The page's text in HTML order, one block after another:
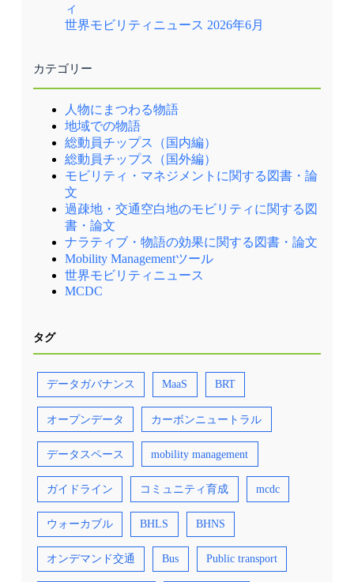
ィ
世界モビリティニュース 2026年6月
カテゴリー
人物にまつわる物語
地域での物語
総動員チップス（国内編）
総動員チップス（国外編）
モビリティ・マネジメントに関する図書・論
文
過疎地・交通空白地のモビリティに関する図
書・論文
ナラティブ・物語の効果に関する図書・論文
Mobility Managementツール
世界モビリティニュース
MCDC
タグ
データガバナンス MaaS BRT
オープンデータ カーボンニュートラル
データスペース mobility management
ガイドライン コミュニティ育成 mcdc
ウォーカブル BHLS BHNS
オンデマンド交通 Bus Public transport